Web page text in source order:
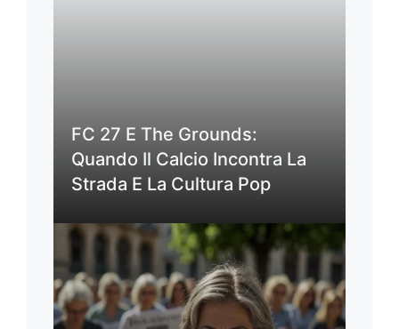
FC 27 E The Grounds:
Quando Il Calcio Incontra La
Strada E La Cultura Pop